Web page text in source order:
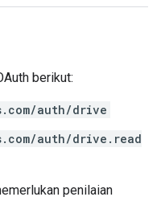
berikut:
auth/drive
auth/drive.read
penilaian